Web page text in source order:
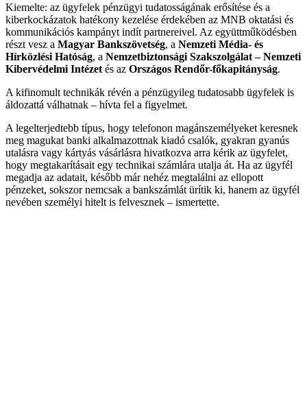
Kiemelte: az ügyfelek pénzügyi tudatosságának erősítése és a
kiberkockázatok hatékony kezelése érdekében az MNB oktatási és
kommunikációs kampányt indít partnereivel. Az együttműködésben
részt vesz a Magyar Bankszövetség, a Nemzeti Média- és
Hírközlési Hatóság, a Nemzetbiztonsági Szakszolgálat – Nemzeti
Kibervédelmi Intézet és az Országos Rendőr-főkapitányság.
A kifinomult technikák révén a pénzügyileg tudatosabb ügyfelek is
áldozattá válhatnak – hívta fel a figyelmet.
A legelterjedtebb típus, hogy telefonon magánszemélyeket keresnek
meg magukat banki alkalmazottnak kiadó csalók, gyakran gyanús
utalásra vagy kártyás vásárlásra hivatkozva arra kérik az ügyfelet,
hogy megtakarításait egy technikai számlára utalja át. Ha az ügyfél
megadja az adatait, később már nehéz megtalálni az ellopott
pénzeket, sokszor nemcsak a bankszámlát ürítik ki, hanem az ügyfél
nevében személyi hitelt is felvesznek – ismertette.